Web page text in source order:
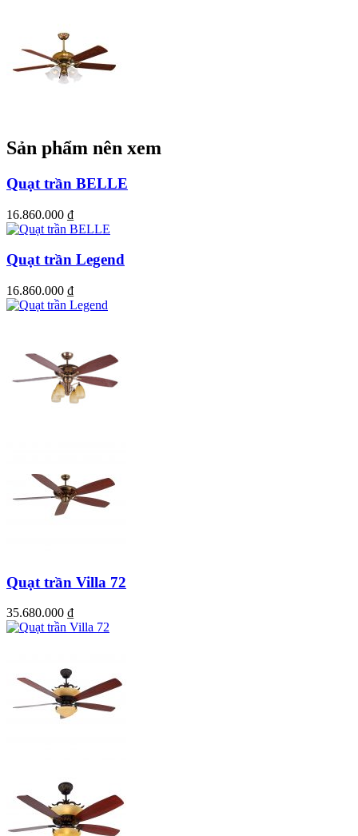
Sản phẩm nên xem
Quạt trần BELLE
16.860.000 ₫
Quạt trần Legend
16.860.000 ₫
Quạt trần Villa 72
35.680.000 ₫